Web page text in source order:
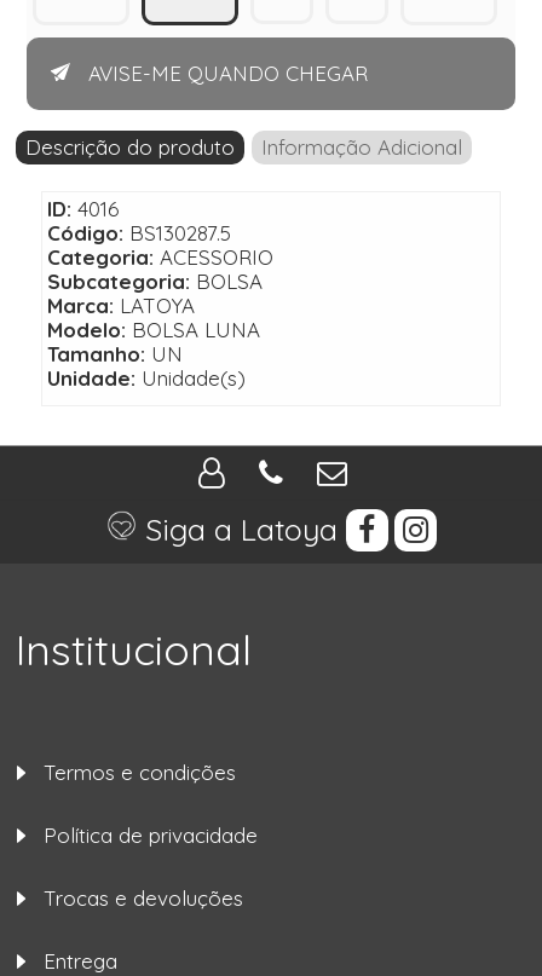
AVISE-ME QUANDO CHEGAR
Descrição do produto Informação Adicional
ID: 4016
Código: BS130287.5
Categoria: ACESSORIO
Subcategoria: BOLSA
Marca: LATOYA
Modelo: BOLSA LUNA
Tamanho: UN
Unidade: Unidade(s)
Siga a Latoya
Institucional
Termos e condições
Política de privacidade
Trocas e devoluções
Entrega